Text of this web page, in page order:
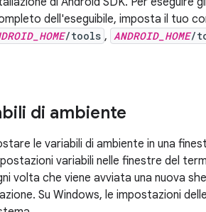
dell'eseguibile, imposta il tuo
/tools , ANDROID_HOME/
di ambiente
le variabili di ambiente in una
variabili nelle finestre del
volta che viene avviata una nuova
Su Windows, le impostazioni